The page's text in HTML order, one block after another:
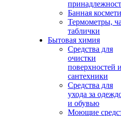
Банная
Термометры,
таблички
Бытовая химия
Средства для
очистки
поверхностей
сантехники
Средства для
ухода за
и обувью
Моющие